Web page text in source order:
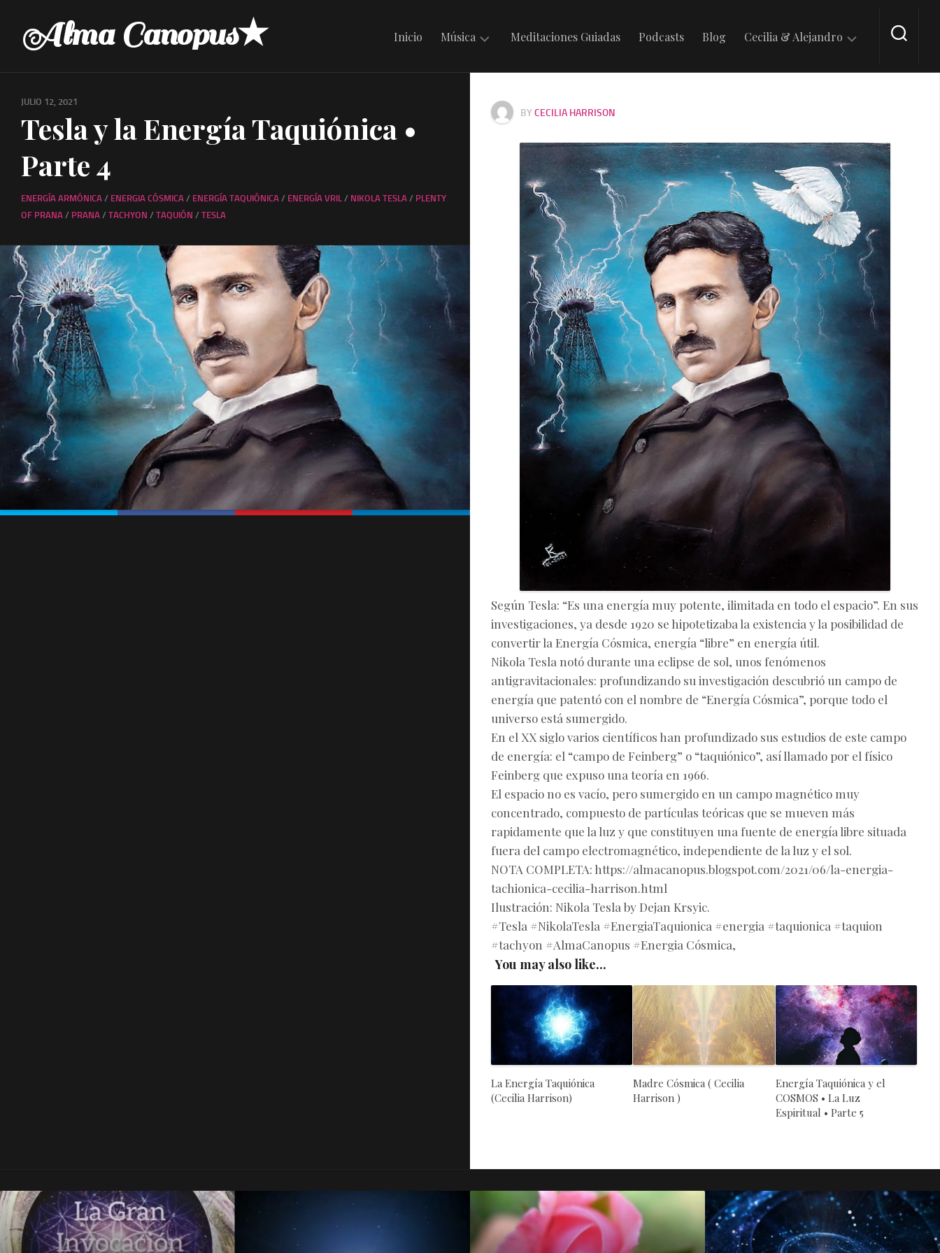
contentAlma Canopus★ Inicio Música
Música
Musicando
con
los
Peque
Meditaciones Guiadas Podcasts Blog Cecilia & Alejandro
En
Intagram
JULIO 12, 2021
Tesla y la Energía Taquiónica •
Parte 4
ENERGÍA ARMÓNICA / ENERGIA CÓSMICA / ENERGÍA TAQUIÓNICA / ENERGÍA VRIL / NIKOLA TESLA / PLENTY
OF PRANA / PRANA / TACHYON / TAQUIÓN / TESLA
BYCECILIA HARRISON
Según Tesla: “Es una energía muy potente, ilimitada en todo el espacio”. En sus
investigaciones, ya desde 1920 se hipotetizaba la existencia y la posibilidad de
convertir la Energía Cósmica, energía “libre” en energía útil.
Nikola Tesla notó durante una eclipse de sol, unos fenómenos
antigravitacionales: profundizando su investigación descubrió un campo de
energía que patentó con el nombre de “Energía Cósmica”, porque todo el
universo está sumergido.
En el XX siglo varios científicos han profundizado sus estudios de este campo
de energía: el “campo de Feinberg” o “taquiónico”, así llamado por el físico
Feinberg que expuso una teoría en 1966.
El espacio no es vacío, pero sumergido en un campo magnético muy
concentrado, compuesto de partículas teóricas que se mueven más
rapidamente que la luz y que constituyen una fuente de energía libre situada
fuera del campo electromagnético, independiente de la luz y el sol.
NOTA COMPLETA: https://almacanopus.blogspot.com/2021/06/la-energia-
tachionica-cecilia-harrison.html
Ilustración: Nikola Tesla by Dejan Krsyic.
#Tesla #NikolaTesla #EnergiaTaquionica #energia #taquionica #taquion
#tachyon #AlmaCanopus #Energia Cósmica,
You may also like...
La Energía Taquiónica
(Cecilia Harrison)
Madre Cósmica ( Cecilia
Harrison )
Energía Taquiónica y el
COSMOS • La Luz
Espiritual • Parte 5